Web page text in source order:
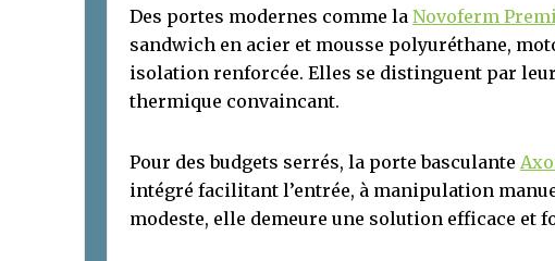
Des portes modernes comme la Novoferm
sandwich en acier et mousse polyuréthane,
isolation renforcée. Elles se distinguent par
thermique convaincant.
Pour des budgets serrés, la porte basculante
intégré facilitant l’entrée, à manipulation
modeste, elle demeure une solution efficace et